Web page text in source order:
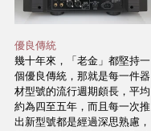
優良傳統
幾十年來，「老金」都堅持一
個優良傳統，那就是每一件器
材型號的流行週期頗長，平均
約為四至五年，而且每一次推
出新型號都是經過深思熟慮，